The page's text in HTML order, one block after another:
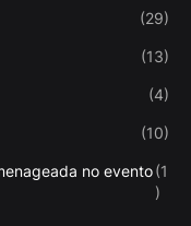
(29)
(13)
(4)
(10)
no evento(1
)